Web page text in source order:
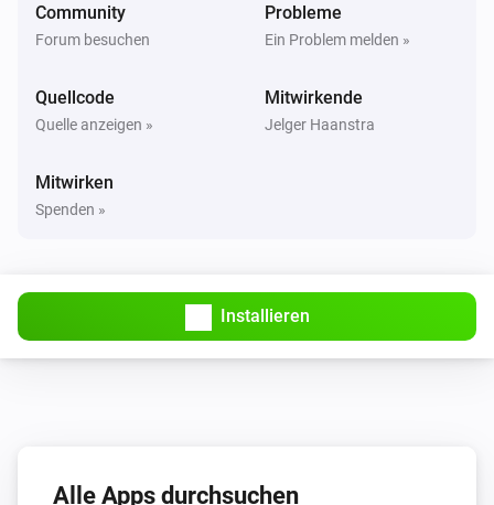
Dann ...
Set the export limit to Limit (%)
Zielleistung festlegen
Inverter
i
Community
Forum besuchen
Probleme
Ein Problem melden »
Quellcode
Quelle anzeigen »
Mitwirkende
Jelger Haanstra
Mitwirken
Spenden »
Installieren
Alle Apps durchsuchen